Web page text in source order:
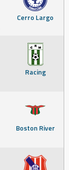
Cerro Largo
Racing
Boston River